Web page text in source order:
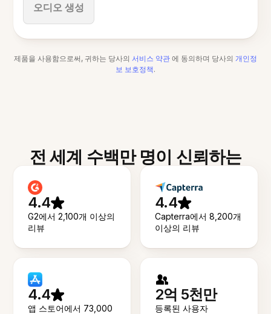
오디오 생성
중지
제품을 사용함으로써, 귀하는 당사의 서비스 약관 에 동의하며 당사의 개인정
보 보호정책.
전 세계 수백만 명이 신뢰하는
4.4
G2에서 2,100개 이상의
리뷰
4.4
Capterra에서 8,200개
이상의 리뷰
4.4
앱 스토어에서 73,000
2억 5천만
등록된 사용자